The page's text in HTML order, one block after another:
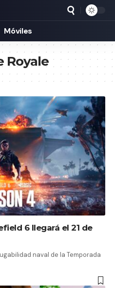
Móviles
Royale
6 llegará el 21 de
naval de la Temporada